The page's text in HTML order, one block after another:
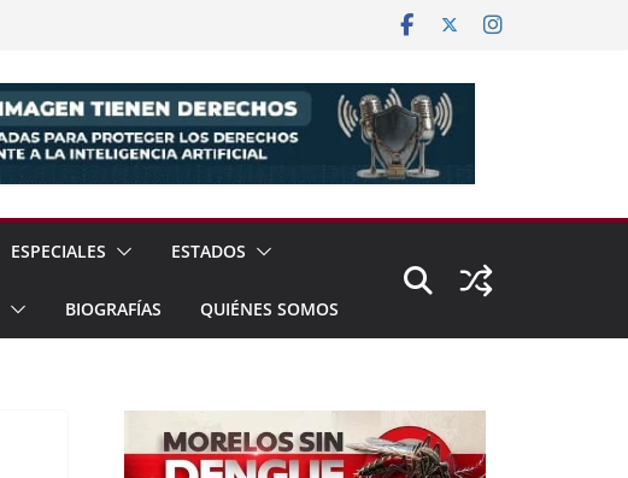
ESPECIALES ESTADOS
BIOGRAFÍAS QUIÉNES SOMOS